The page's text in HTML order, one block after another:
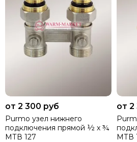
от 2 300 руб
Purmo узел нижнего
подключения прямой ½ х ¾
МТВ 127
от 2
МТВ